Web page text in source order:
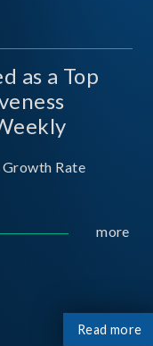
as a Top
Rate
more
Read more